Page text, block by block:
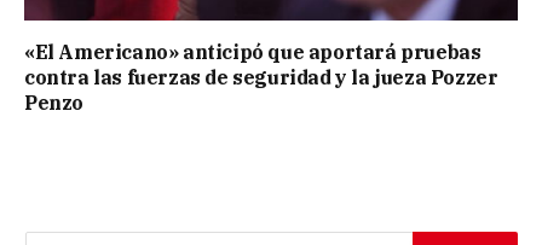
«El Americano» anticipó que aportará pruebas
contra las fuerzas de seguridad y la jueza Pozzer
Penzo